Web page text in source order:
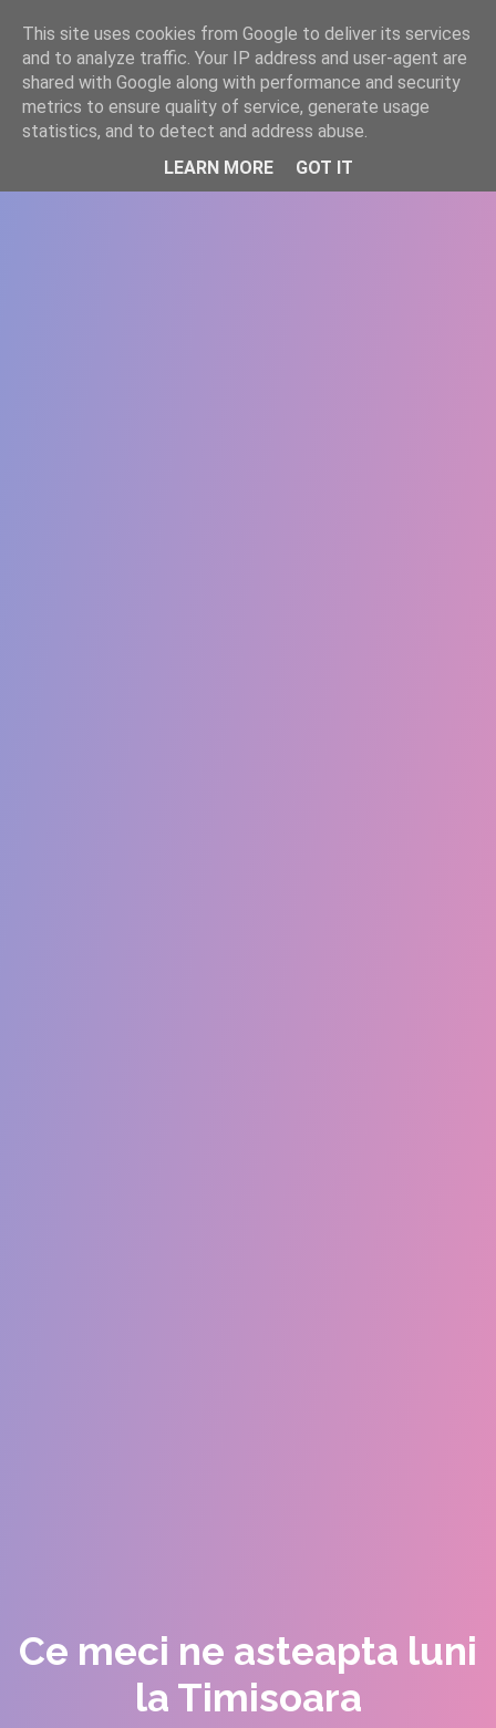
WWW.GAZISTI.RO
Ce meci ne asteapta luni
la Timisoara
This site uses cookies from Google to deliver its services
and to analyze traffic. Your IP address and user-agent are
shared with Google along with performance and security
metrics to ensure quality of service, generate usage
statistics, and to detect and address abuse.
LEARN MORE
GOT IT